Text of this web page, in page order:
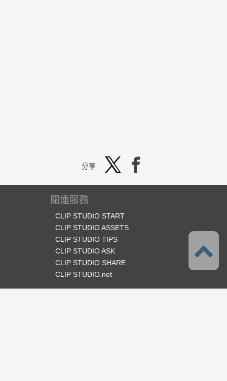
分享
關連服務
CLIP STUDIO START
CLIP STUDIO ASSETS
CLIP STUDIO TIPS
CLIP STUDIO ASK
CLIP STUDIO SHARE
CLIP STUDIO.net